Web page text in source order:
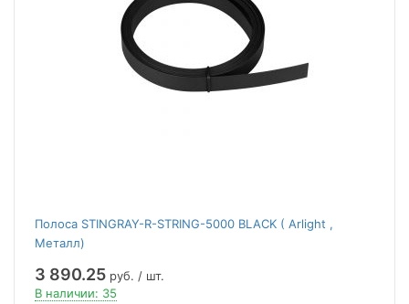
Полоса STINGRAY-R-STRING-5000 BLACK ( Arlight ,
Металл)
3 890.25 руб. / шт.
В наличии: 35